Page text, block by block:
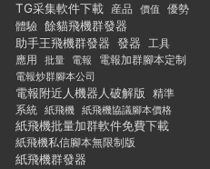
TG采集軟件下載 産品 價值 優勢
體驗 餘貓飛機群發器
助手王飛機群發器 發器 工具
應用
批量 電報 電報加群腳本定制
電報炒群腳本公司
電報附近人機器人破解版 精準
系統 紙飛機 紙飛機協議腳本價格
紙飛機批量加群軟件免費下載
紙飛機私信腳本無限制版
紙飛機群發器